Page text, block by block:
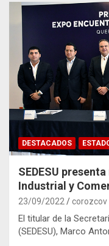
DESTACADOS
SEDESU
Industrial y
23/09/2022 corozcov
El titular de la
(SEDESU), Marco